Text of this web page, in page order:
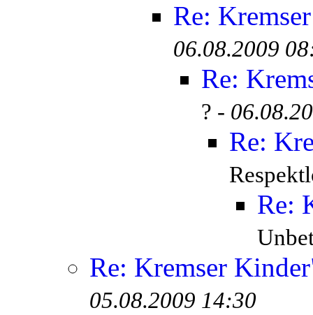
Re:
06.08.2009
Re:
? -
Re:
Re:
Re: Kremser
05.08.2009 14:30